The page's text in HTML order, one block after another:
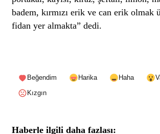
badem, kırmızı erik ve can erik olmak
fidan yer almakta” dedi.
Beğendim Harika Haha
Kızgın
Haberle ilgili daha fazlası: